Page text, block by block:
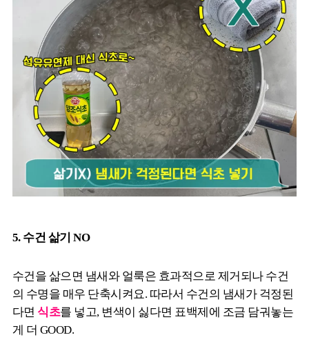
5. 수건 삶기 NO
수건을 삶으면 냄새와 얼룩은 효과적으로 제거되나 수건
의 수명을 매우 단축시켜요. 따라서 수건의 냄새가 걱정된
다면 식초를 넣고, 변색이 싫다면 표백제에 조금 담궈놓는
게 더 GOOD.